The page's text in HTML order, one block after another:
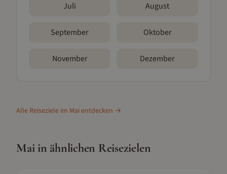
Juli August
September Oktober
November Dezember
Alle Reiseziele im Maientdecken →
Maiin ähnlichen Reisezielen